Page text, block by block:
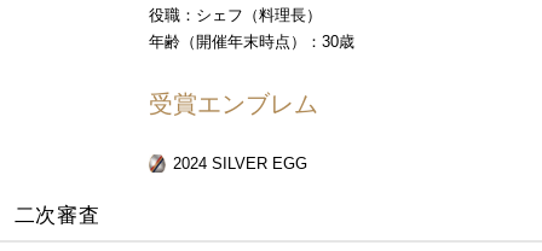
役職：シェフ（料理長）
年齢（開催年末時点）：30歳
受賞エンブレム
2024 SILVER EGG
二次審査